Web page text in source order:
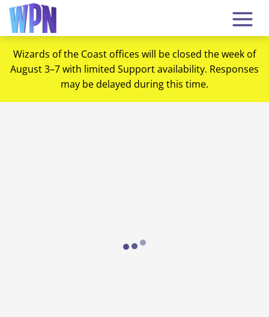
Wizards of the Coast offices will be closed the week of
August 3–7 with limited Support availability. Responses
may be delayed during this time.
Loading...